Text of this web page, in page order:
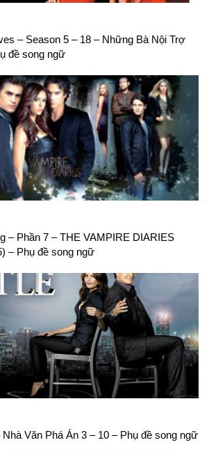
– Season 5 – 18 – Những Bà Nội Trợ
đề song ngữ
– Phần 7 – THE VAMPIRE DIARIES
– Phụ đề song ngữ
Văn Phá Án 3 – 10 – Phụ đề song ngữ